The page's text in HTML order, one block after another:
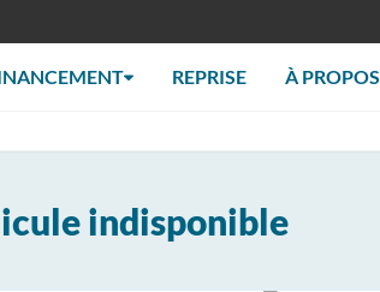
REPRISE À PROPOS
indisponible